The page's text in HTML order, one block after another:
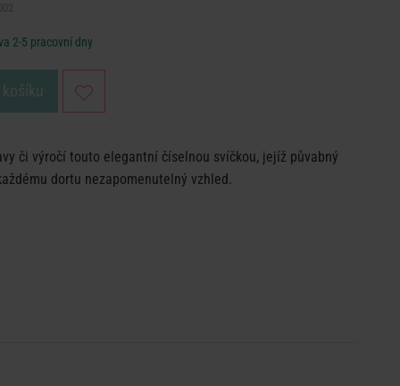
2-5 pracovní dny
či výročí touto elegantní číselnou svíčkou, jejíž půvabný
dortu nezapomenutelný vzhled.